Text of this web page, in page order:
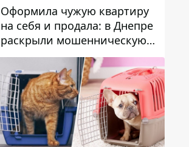
Оформила чужую квартиру
на себя и продала: в Днепре
раскрыли мошенническую
схему с недвижимостью